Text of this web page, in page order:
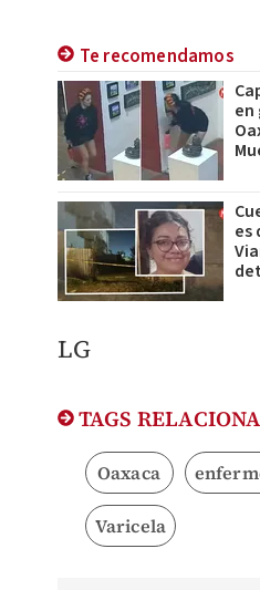
Te recomendamos
en
es
LG
TAGS
Oaxaca
Varicela